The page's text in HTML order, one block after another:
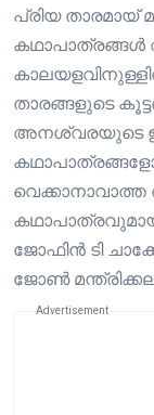
പ്രിയ താരമായ്
കഥാപാത്രങ്ങൾ
താരങ്ങളുടെ
അനശ്വരയുടെ
വെക്കാനാവാത്ത
ജോഫിൻ ടി
ജോൺ
Advertisement